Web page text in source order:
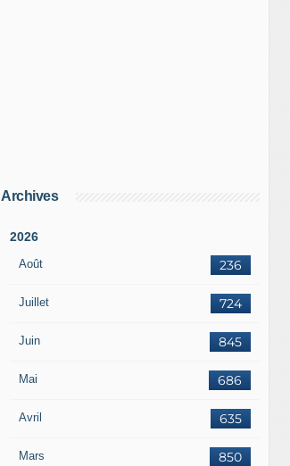
Archives
2026
Août 236
Juillet 724
Juin 845
Mai 686
Avril 635
Mars 850